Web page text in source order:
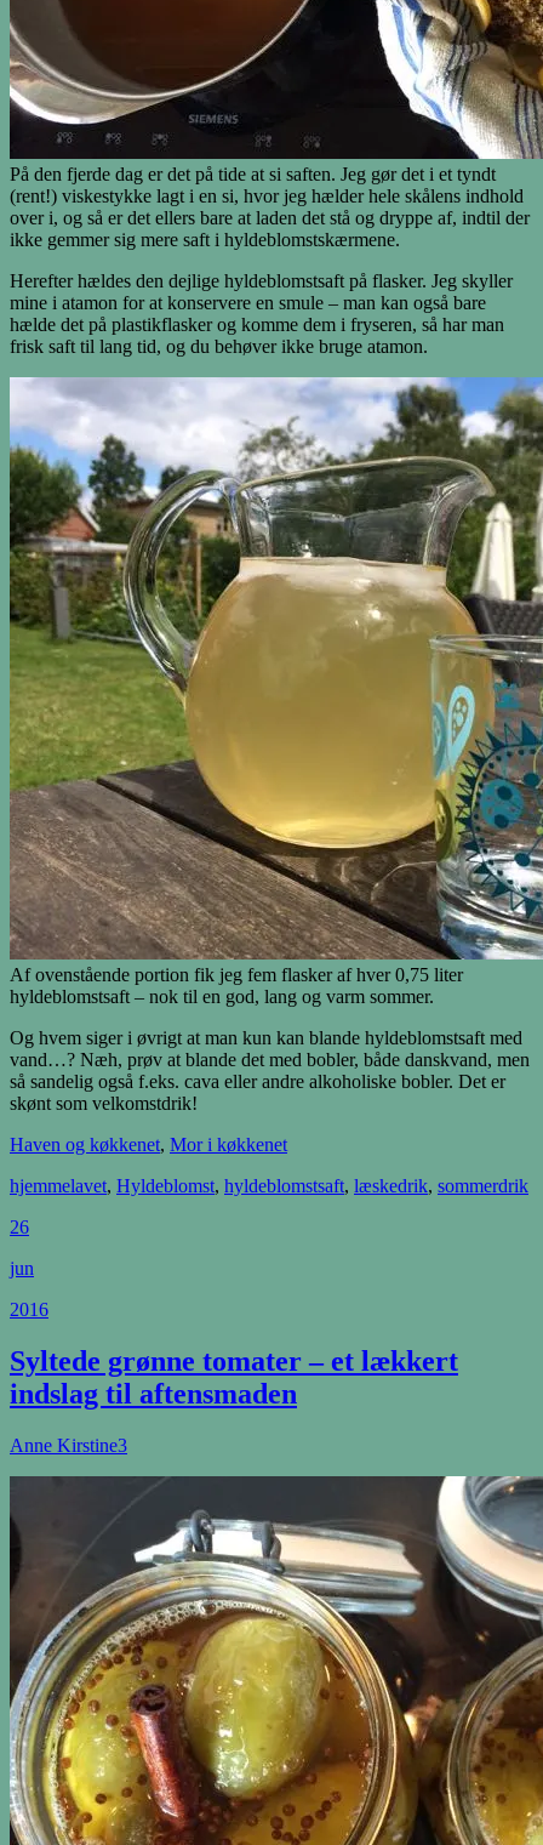
På den fjerde dag er det på tide at si saften. Jeg gør det i et tyndt
(rent!) viskestykke lagt i en si, hvor jeg hælder hele skålens indhold
over i, og så er det ellers bare at laden det stå og dryppe af, indtil der
ikke gemmer sig mere saft i hyldeblomstskærmene.
Herefter hældes den dejlige hyldeblomstsaft på flasker. Jeg skyller
mine i atamon for at konservere en smule – man kan også bare
hælde det på plastikflasker og komme dem i fryseren, så har man
frisk saft til lang tid, og du behøver ikke bruge atamon.
Af ovenstående portion fik jeg fem flasker af hver 0,75 liter
hyldeblomstsaft – nok til en god, lang og varm sommer.
Og hvem siger i øvrigt at man kun kan blande hyldeblomstsaft med
vand…? Næh, prøv at blande det med bobler, både danskvand, men
så sandelig også f.eks. cava eller andre alkoholiske bobler. Det er
skønt som velkomstdrik!
Haven og køkkenet, Mor i køkkenet
hjemmelavet, Hyldeblomst, hyldeblomstsaft, læskedrik, sommerdrik
26
jun
2016
Syltede grønne tomater – et lækkert
indslag til aftensmaden
Anne Kirstine3